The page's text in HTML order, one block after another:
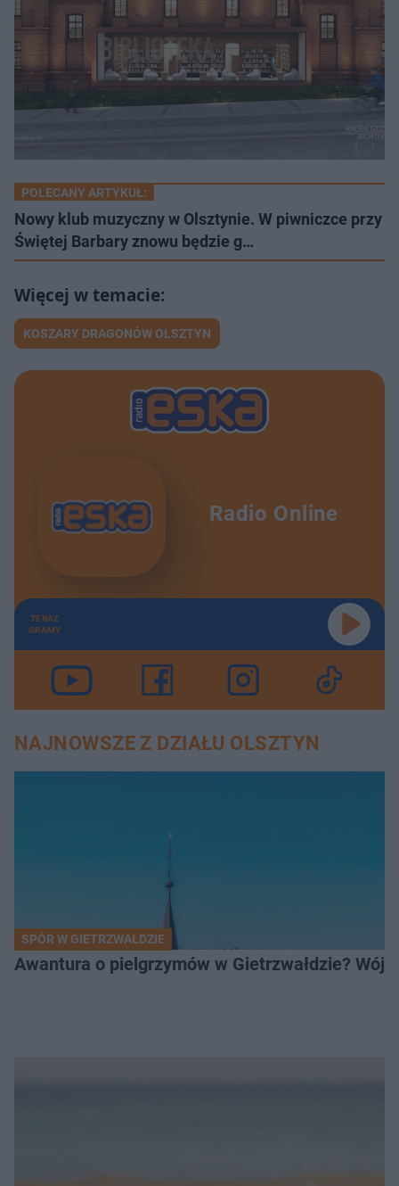
POLECANY ARTYKUŁ:
Nowy klub muzyczny w Olsztynie. W piwniczce przy
Świętej Barbary znowu będzie g…
KOSZARY DRAGONÓW OLSZTYN
Radio Online
TERAZ
GRAMY
NAJNOWSZE Z DZIAŁU OLSZTYN
SPÓR W GIETRZWAŁDZIE
Awantura o pielgrzymów w Gietrzwałdzie? Wójt